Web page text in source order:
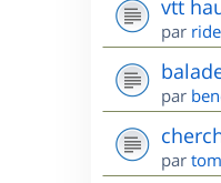
vtt
par
par
par